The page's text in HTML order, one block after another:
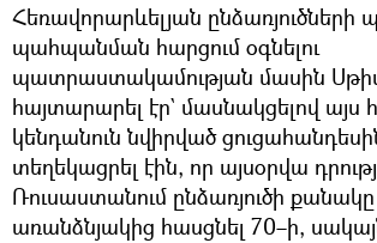
Հեռավորարևելյան ընձառյուծների
պահպանման հարցում օգնելու
պատրաստակամության մասին
հայտարարել էր` մասնակցելով այս
կենդանուն նվիրված
տեղեկացրել էին, որ այսօրվա
Ռուսաստանում ընձառյուծի քանակը
առանձնյակից հասցնել 70–ի, սակայն